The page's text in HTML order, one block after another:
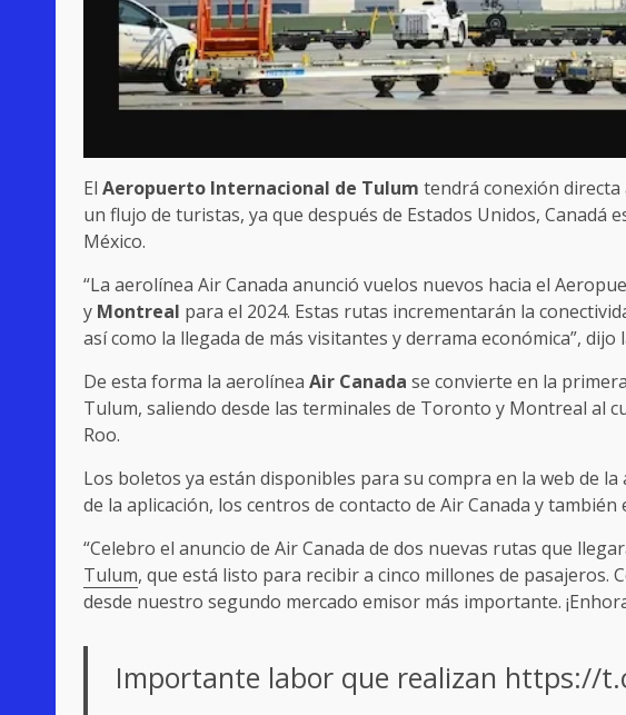
El Aeropuerto Internacional de Tulum tendrá conexión directa
un flujo de turistas, ya que después de Estados Unidos,
México.
“La aerolínea Air Canada anunció vuelos nuevos hacia el
y Montreal para el 2024. Estas rutas incrementarán la
así como la llegada de más visitantes y derrama económica”,
De esta forma la aerolínea Air Canada se convierte en la
Tulum, saliendo desde las terminales de Toronto y Montreal al
Roo.
Los boletos ya están disponibles para su compra en la web de
de la aplicación, los centros de contacto de Air Canada y también
“Celebro el anuncio de Air Canada de dos nuevas rutas que
Tulum, que está listo para recibir a cinco millones de pasajeros.
desde nuestro segundo mercado emisor más importante.
Importante labor que realizan https://